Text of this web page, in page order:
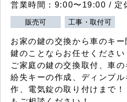
営業時間：9:00〜19:00 / 定
販売可 工事・取付可
お家の鍵の交換から車のキー
鍵のことならお任せください
ご家庭の鍵の交換取付、車の
紛失キーの作成、ディンプ
作、電気錠の取り付けまで